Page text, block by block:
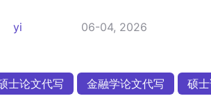
yi 06-04, 2026
士论文代写 金融学论文代写 硕